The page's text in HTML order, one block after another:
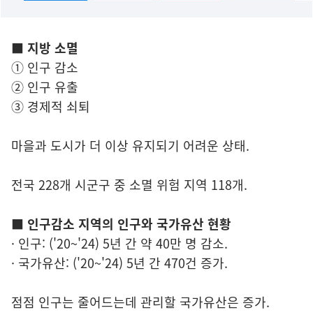
■ 지방 소멸
① 인구 감소
② 인구 유출
③ 경제적 쇠퇴
마을과 도시가 더 이상 유지되기 어려운 상태.
전국 228개 시군구 중 소멸 위험 지역 118개.
■ 인구감소 지역의 인구와 국가유산 현황
· 인구: ('20~'24) 5년 간 약 40만 명 감소.
· 국가유산: ('20~'24) 5년 간 470건 증가.
점점 인구는 줄어드는데 관리할 국가유산은 증가.